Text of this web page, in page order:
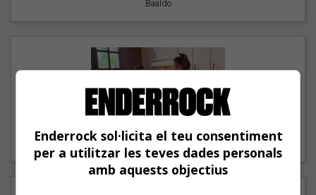
Baaldo
"Lo bueno y lo malo"
Carmen y María
Enderrock sol·licita el teu consentiment
per a utilitzar les teves dades personals
amb aquests objectius